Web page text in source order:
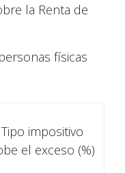
la Renta de
físicas
Tipo impositivo
el exceso (%)